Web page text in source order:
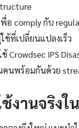
พื่อ comply กับ
ช้ที่เปลี่ยนแปลงเร็ว
ช้ Crowdsec IPS
นพร้อมกันด้วย
งานจริงใ